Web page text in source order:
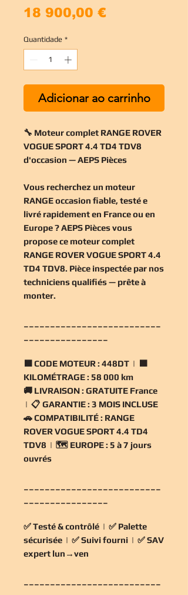
18 900,00 €
Quantidade *
Adicionar ao carrinho
🔧 Moteur complet RANGE ROVER
VOGUE SPORT 4.4 TD4 TDV8
d'occasion — AEPS Pièces
Vous recherchez un moteur
RANGE occasion fiable, testé e
livré rapidement en France ou en
Europe ? AEPS Pièces vous
propose ce moteur complet
RANGE ROVER VOGUE SPORT 4.4
TD4 TDV8. Pièce inspectée par nos
techniciens qualifiés — prête à
monter.
🟧CODE MOTEUR : 448DT | 🟧
KILOMÉTRAGE : 58 000 km
🚚 LIVRAISON : GRATUITE France
| 📋 GARANTIE : 3 MOIS INCLUSE
🚗COMPATIBILITÉ : RANGE
ROVER VOGUE SPORT 4.4 TD4
TDV8 | 🗺️ EUROPE : 5 à 7 jours
ouvrés
✅Testé & contrôlé | ✅ Palette
sécurisée | ✅Suivi fourni | ✅SAV
expert lun→ven